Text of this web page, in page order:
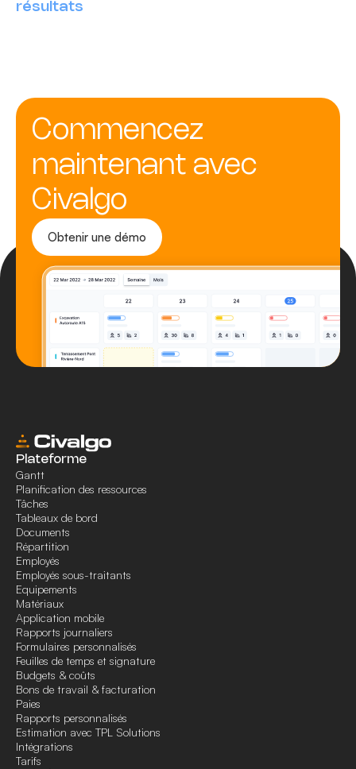
résultats
Commencez
maintenant avec
Civalgo
Obtenir une démo
Plateforme
Gantt
Planification des ressources
Tâches
Tableaux de bord
Documents
Répartition
Employés
Employés sous-traitants
Equipements
Matériaux
Application mobile
Rapports journaliers
Formulaires personnalisés
Feuilles de temps et signature
Budgets & coûts
Bons de travail & facturation
Paies
Rapports personnalisés
Estimation avec TPL Solutions
Intégrations
Tarifs